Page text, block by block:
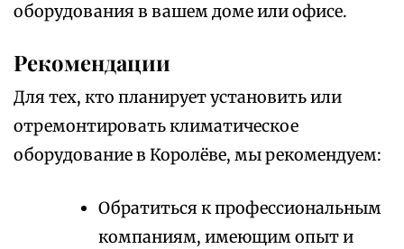
оборудования в вашем доме или офисе.
Рекомендации
Для тех, кто планирует установить или
отремонтировать климатическое
оборудование в Королёве, мы рекомендуем:
Обратиться к профессиональным
компаниям, имеющим опыт и